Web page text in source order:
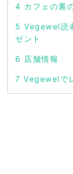
4 カフェの裏
5 Vegewel読
ゼント
6 店舗情報
7 Vegewelで